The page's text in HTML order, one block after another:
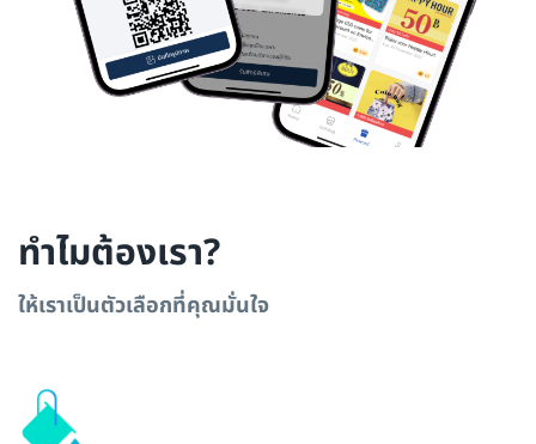
ทำไมต้องเรา?
ให้เราเป็นตัวเลือกที่คุณมั่นใจ